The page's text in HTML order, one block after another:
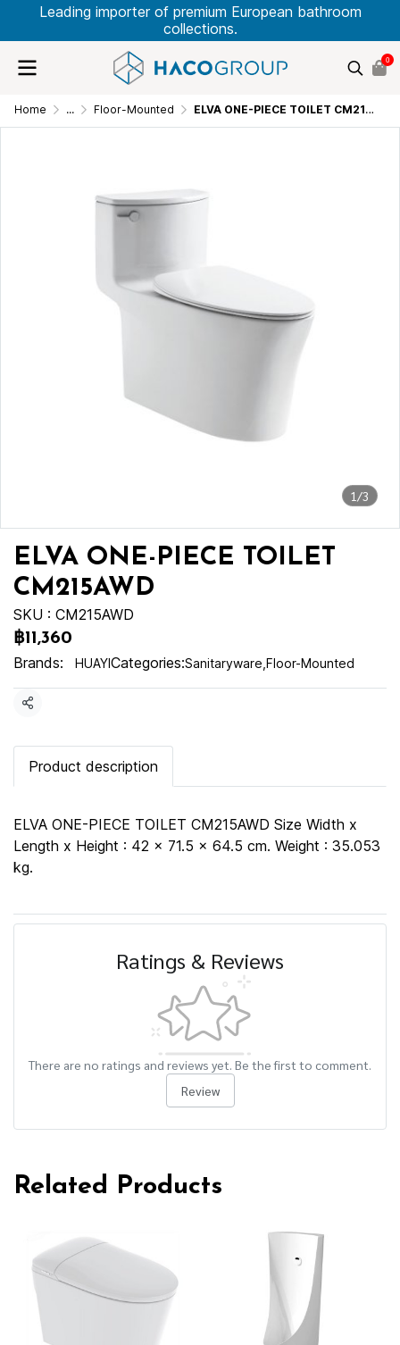
Leading importer of premium European bathroom
collections.
0
Home ... Floor-Mounted ELVA ONE-PIECE TOILET CM215AWD
1/3
ELVA ONE-PIECE TOILET
CM215AWD
SKU : CM215AWD
฿11,360
Brands:
HUAYICategories:Sanitaryware Floor-Mounted
Share
Product description
ELVA ONE-PIECE TOILET CM215AWD Size Width x
Length x Height : 42 x 71.5 x 64.5 cm. Weight : 35.053
kg.
Ratings & Reviews
There are no ratings and reviews yet. Be the first to comment.
Review
Related Products